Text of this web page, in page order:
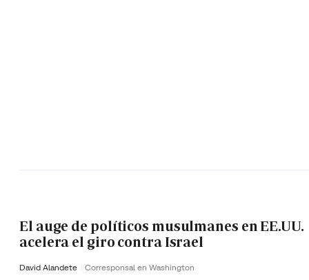
El auge de políticos musulmanes en EE.UU.
acelera el giro contra Israel
David Alandete Corresponsal en Washington